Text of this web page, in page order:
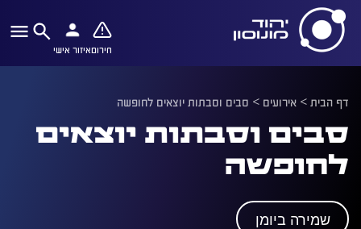
חירוםאיזור אישי
דף הבית> אירועים > סבים וסבתות יוצאים לחופשה
סבים וסבתות יוצאים
לחופשה
שמירה ביומן